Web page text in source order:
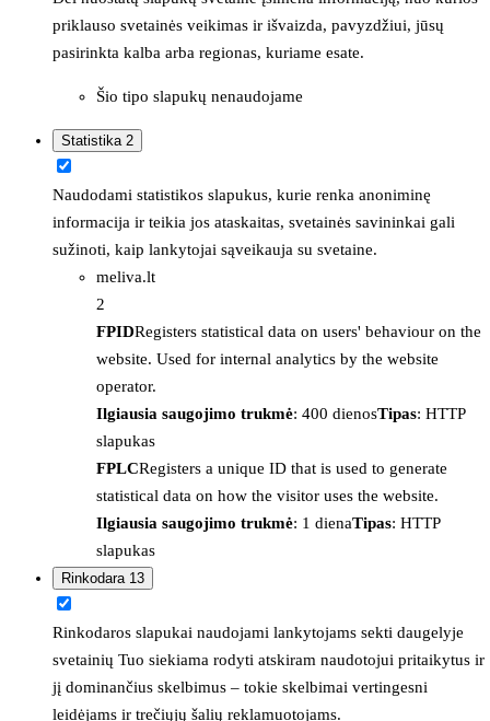
priklauso svetainės veikimas ir išvaizda, pavyzdžiui, jūsų
pasirinkta kalba arba regionas, kuriame esate.
Šio tipo slapukų nenaudojame
Statistika 2
Naudodami statistikos slapukus, kurie renka anoniminę
informacija ir teikia jos ataskaitas, svetainės savininkai gali
sužinoti, kaip lankytojai sąveikauja su svetaine.
meliva.lt
2
FPIDRegisters statistical data on users' behaviour on the
website. Used for internal analytics by the website
operator.
Ilgiausia saugojimo trukmė: 400 dienosTipas: HTTP
slapukas
FPLCRegisters a unique ID that is used to generate
statistical data on how the visitor uses the website.
Ilgiausia saugojimo trukmė: 1 dienaTipas: HTTP
slapukas
Rinkodara 13
Rinkodaros slapukai naudojami lankytojams sekti daugelyje
svetainių Tuo siekiama rodyti atskiram naudotojui pritaikytus ir
jį dominančius skelbimus – tokie skelbimai vertingesni
leidėjams ir trečiųjų šalių reklamuotojams.